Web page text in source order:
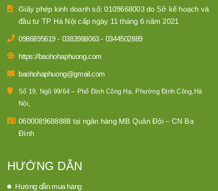
Giấy phép kinh doanh số: 0109668003 do Sở kế hoạch và
đầu tư TP Hà Nội cấp ngày 11 tháng 6 năm 2021
0986895619 - 0383988063- 0344502889
https://baohohaphuong.com
baohohaphuong@gmail.com
Số 19, Ngõ 99/64 – Phố Định Công Hạ, Phường Định Công,Hà
Nội,
0600089688888 tại ngân hàng MB Quân Đội – CN Ba
Đình
HƯỚNG DẪN
Hướng dẫn mua hàng